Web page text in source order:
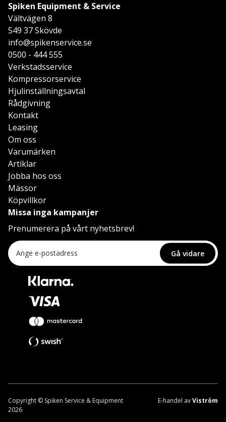
Spiken Equipment & Service
Vältvägen 8
549 37 Skövde
info@spikenservice.se
0500 - 444 555
Verkstadsservice
Kompressorservice
Hjulinställningsavtal
Rådgivning
Kontakt
Leasing
Om oss
Varumärken
Artiklar
Jobba hos oss
Mässor
Köpvillkor
Missa inga kampanjer
Prenumerera på vårt nyhetsbrev!
Gå vidare
Copyright © Spiken Service & Equipment
2026
E-handel avViström